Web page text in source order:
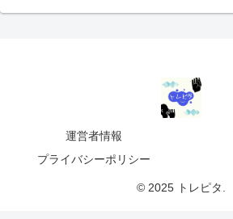
運営者情報
プライバシーポリシー
© 2025 トレピタ.